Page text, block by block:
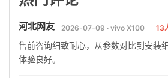
河北网友 2026-07-09 · vivo X100 13
售前咨询细致耐心，从参数对比到安装
体验良好。